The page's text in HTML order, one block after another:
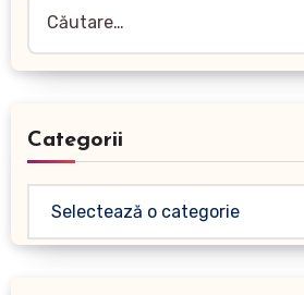
după:
Categorii